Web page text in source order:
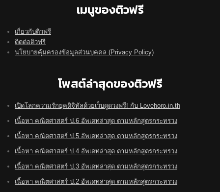
เมนูของติวฟรี
เกี่ยวกับติวฟรี
ติดต่อติวฟรี
นโยบายคุ้มครองข้อมูลส่วนบุคคล (Privacy Policy)
โพสต์ล่าสุดของติวฟรี
เปิดโลกความรักยุคดิจิทัลด้วยเว็บดูดวงฟรี! กับ Lovehoro.in.th
เนื้อหา คณิตศาสตร์ ป.6 อัพเดทล่าสุด ตามหลักสูตรกระทรวง
เนื้อหา คณิตศาสตร์ ป.5 อัพเดทล่าสุด ตามหลักสูตรกระทรวง
เนื้อหา คณิตศาสตร์ ป.4 อัพเดทล่าสุด ตามหลักสูตรกระทรวง
เนื้อหา คณิตศาสตร์ ป.3 อัพเดทล่าสุด ตามหลักสูตรกระทรวง
เนื้อหา คณิตศาสตร์ ป.2 อัพเดทล่าสุด ตามหลักสูตรกระทรวง